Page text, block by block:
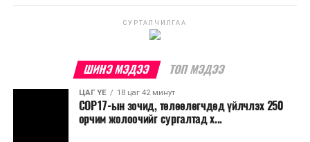
СУРТАЛЧИЛГАА
ШИНЭ МЭДЭЭ ТОП МЭДЭЭ
ЦАГ ҮЕ 18 цаг 42 минут
COP17-ын зочид, төлөөлөгчдөд үйлчлэх 250
орчим жолоочийг сургалтад х...